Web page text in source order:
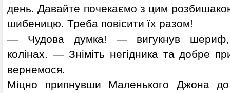
день. Давайте почекаємо з цим
шибеницю. Треба повісити їх разом!
— Чудова думка! — вигукнув
колінах. — Зніміть негідника та добре
вернемося.
Міцно припнувши Маленького Джона